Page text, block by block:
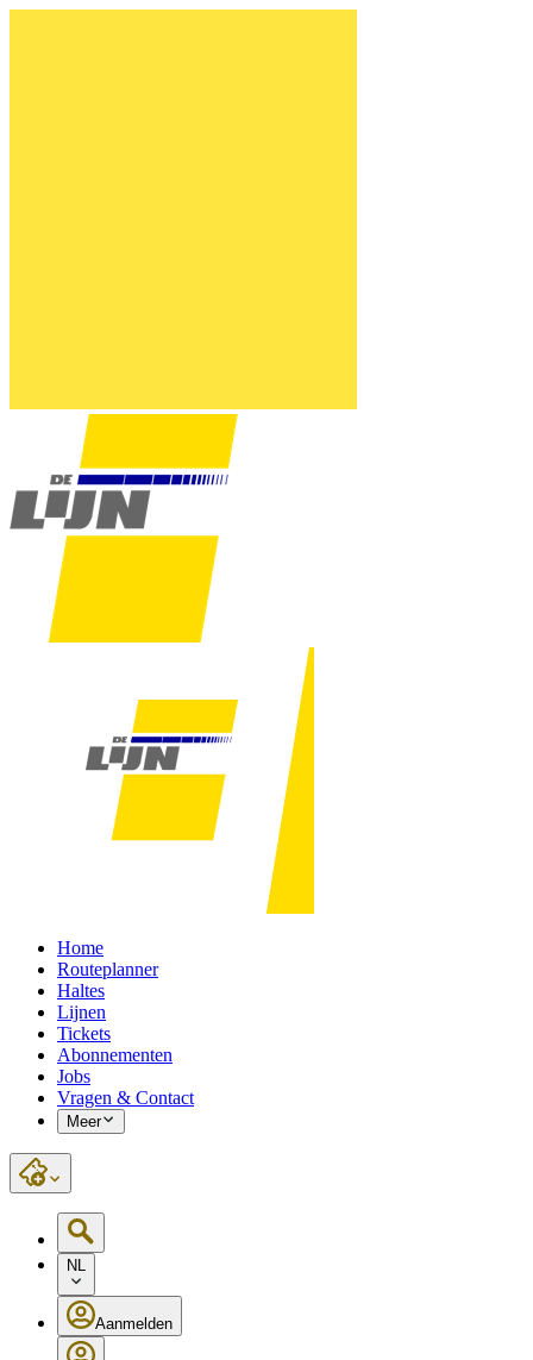
Home
Routeplanner
Haltes
Lijnen
Tickets
Abonnementen
Jobs
Vragen & Contact
Meer
NL
Aanmelden